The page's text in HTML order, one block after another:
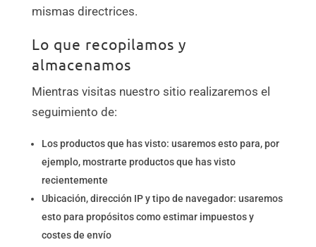
mismas directrices.
Lo que recopilamos y
almacenamos
Mientras visitas nuestro sitio realizaremos el
seguimiento de:
Los productos que has visto: usaremos esto para, por
ejemplo, mostrarte productos que has visto
recientemente
Ubicación, dirección IP y tipo de navegador: usaremos
esto para propósitos como estimar impuestos y
costes de envío